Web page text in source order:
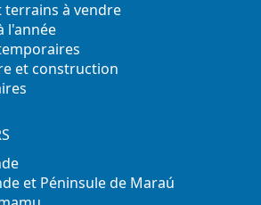
terrains à vendre
l'année
et construction
et Péninsule de Maraú